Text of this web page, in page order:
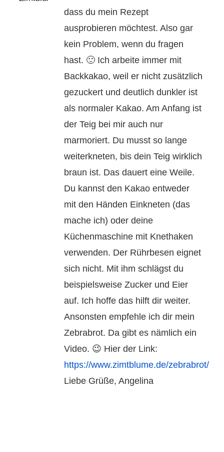
dass du mein Rezept
ausprobieren möchtest. Also gar
kein Problem, wenn du fragen
hast. 🙂 Ich arbeite immer mit
Backkakao, weil er nicht zusätzlich
gezuckert und deutlich dunkler ist
als normaler Kakao. Am Anfang ist
der Teig bei mir auch nur
marmoriert. Du musst so lange
weiterkneten, bis dein Teig wirklich
braun ist. Das dauert eine Weile.
Du kannst den Kakao entweder
mit den Händen Einkneten (das
mache ich) oder deine
Küchenmaschine mit Knethaken
verwenden. Der Rührbesen eignet
sich nicht. Mit ihm schlägst du
beispielsweise Zucker und Eier
auf. Ich hoffe das hilft dir weiter.
Ansonsten empfehle ich dir mein
Zebrabrot. Da gibt es nämlich ein
Video. 😉 Hier der Link:
https://www.zimtblume.de/zebrabrot/
Liebe Grüße, Angelina